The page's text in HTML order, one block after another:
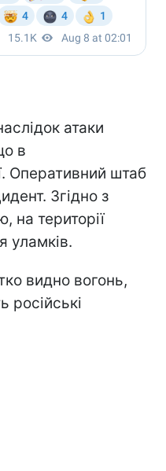
атаки
в
Оперативний штаб
Згідно з
на території
уламків.
видно вогонь,
російські